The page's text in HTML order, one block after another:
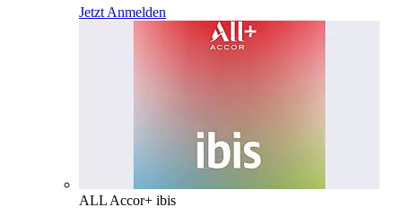
Jetzt Anmelden
ALL Accor+ ibis